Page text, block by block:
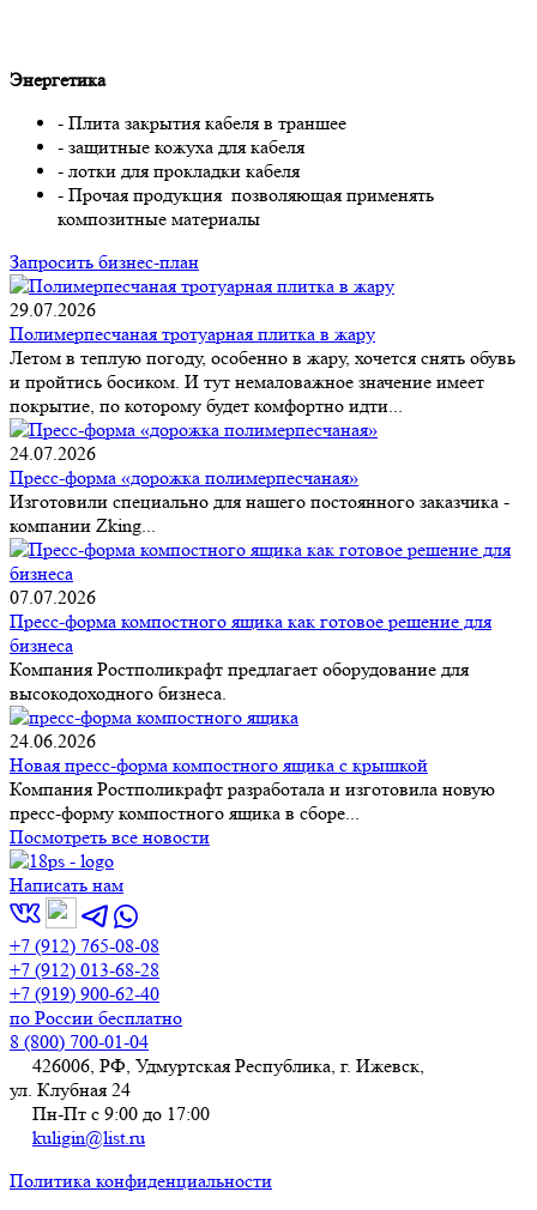
Энергетика
- Плита закрытия кабеля в траншее
- защитные кожуха для кабеля
- лотки для прокладки кабеля
- Прочая продукция позволяющая применять
композитные материалы
Запросить бизнес-план
29.07.2026
Полимерпесчаная тротуарная плитка в жару
Летом в теплую погоду, особенно в жару, хочется снять обувь
и пройтись босиком. И тут немаловажное значение имеет
покрытие, по которому будет комфортно идти...
24.07.2026
Пресс-форма «дорожка полимерпесчаная»
Изготовили специально для нашего постоянного заказчика -
компании Zking...
07.07.2026
Пресс-форма компостного ящика как готовое решение для
бизнеса
Компания Ростполикрафт предлагает оборудование для
высокодоходного бизнеса.
24.06.2026
Новая пресс-форма компостного ящика с крышкой
Компания Ростполикрафт разработала и изготовила новую
пресс-форму компостного ящика в сборе...
Посмотреть все новости
Написать нам
+7 (912) 765-08-08
+7 (912) 013-68-28
+7 (919) 900-62-40
по России бесплатно
8 (800) 700-01-04
426006, РФ, Удмуртская Республика, г. Ижевск,
ул. Клубная 24
Пн-Пт с 9:00 до 17:00
kuligin@list.ru
Политика конфиденциальности